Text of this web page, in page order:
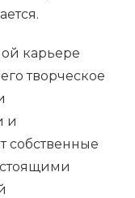
карьере
творческое
и
собственные